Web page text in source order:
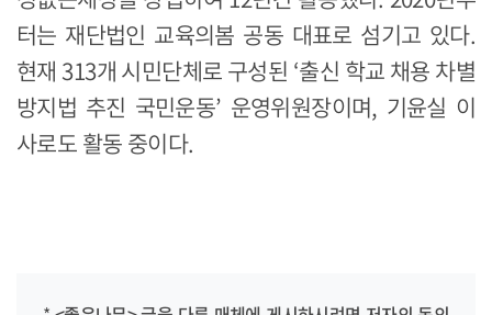
터는 재단법인 교육의봄 공동 대표로 섬기고 있다.
현재 313개 시민단체로 구성된 ‘출신 학교 채용 차별
방지법 추진 국민운동’ 운영위원장이며, 기윤실 이
사로도 활동 중이다.